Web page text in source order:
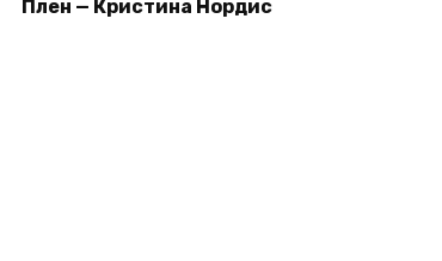
Плен — Кристина Нордис